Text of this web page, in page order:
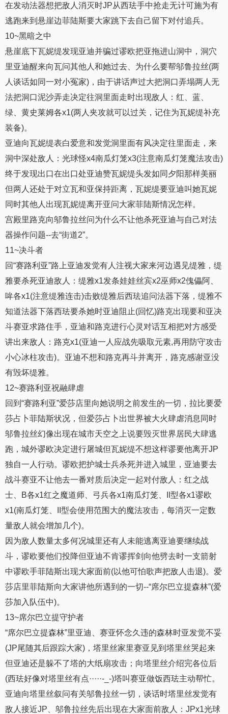
在发动法器想把敌人消灭时JP从西珐手中抢走无计可施为有
逃跑来到悬崖边菲陆斯要大家跳下去自己留下对付追兵。
10~黑暗之中
悬崖底下瓦妮缇发现亚迪并骗过谬欧把亚拖进山洞中，洞穴
里亚迪醒来向瓦问其他人和她过去、为什么要帮邬鲁拉丝(两
人谈话如同一对小冤家)，由于讲话声过大把洞口弄塌两人无
法把洞口泥沙弄走决定往洞里面走时出现敌人：红、蓝、
绿、黄史莱姆各x1(两人夹攻就可以过关，记住为瓦妮缇补充
装备)。
亚迪向瓦妮缇表白爱意和发觉洞里面有风决定往里面走，来
洞中深处敌人：光球怪x4南瓜灯笼x3(注意南瓜灯笼魔法攻击)
终于发现出口在出口处亚迪赞瓦妮缇头发如同夕阳那样美丽
但两人还处于对立瓦和亚保持距离，瓦妮缇要亚迪叫她瓦妮
同时其他人出现瓦妮缇离开亚问大家菲陆斯情况怎样。
宫殿里路克向邬鲁拉丝问为什么不让他杀死亚迪与自己对法
器操作问题--去“街道2”。
11~决斗者
回“赛路利亚”路上亚迪发觉有人注视大家来河边遇见缇雅，缇
雅要杀死亚迪敌人：缇雅x1发条娃娃丝宾x2巫师x2傀儡阿、
哞各x1(注意缇雅连击)击败缇雅后西珐追问法器下落，缇雅不
知道法器下落西珐要杀她时亚迪阻止(回忆)路克出现要和亚决
斗赛亚求路住手，亚迪和路克进行心灵对话互相把对方感受
讲出来敌人：路克x1(亚迪一人应战先吸取元素,再用防守攻击
小心冰柱攻击)。亚迪不想和路克再斗并离开，路克感谢亚没
有毁坏缇雅。
12~赛路利亚祝融肆虐
回到“赛路利亚”爱莎店里向她说明之前发生的一切，拉比要爱
莎占卜菲陆斯状况，但爱莎占卜出世界被大火肆虐消息同时
邬鲁拉丝幻像出现在城市天空之上说要毁灭世界居民大肆逃
跑，城外谬欧决定进行屠城但瓦妮缇不想这样谬要他离开JP
独自一人行动。谬欧把护城士兵杀死并进入城里，亚迪要去
战斗赛亚不让他去一番对质后决定一起对付敌人：红之战
士、B各x1红之魔道师、弓兵各x1南瓜灯笼、II型各x1谬欧
x1(南瓜灯笼、II型会使用范围大的魔法攻击，每消灭一定数
量敌人就会增加几个)。
因为敌人数量太多何况城里还有人未能逃离亚迪要继续战
斗，谬欧要他们投降但亚迪不肯谬挥剑向他劈去时一支箭射
中谬欧手菲陆斯出现大家面前(以他可怕歌声把敌人击退)。爱
莎店里菲陆斯向大家讲他所遇到的一切--“席尔巴立提森林”(爱
莎加入队伍中)。
13~席尔巴立提守护者
“席尔巴立提森林”里亚迪、赛亚怀念久违的森林时亚发觉不妥
(JP尾随其后跟踪大家)，塔里丝家里赛亚见到塔里丝哭起来
但亚迪还是躲不了塔的大纸扇攻击；向塔里丝介绍完各位后
(西珐好像对塔里丝有点·····-_-)塔叫赛亚做饭西珐主动帮忙。
亚迪向塔里丝叙问有关邬鲁拉丝一切，谈话时塔里丝发觉有
敌人接近JP、邬鲁拉丝先后出现在大家面前敌人：JPx1光球